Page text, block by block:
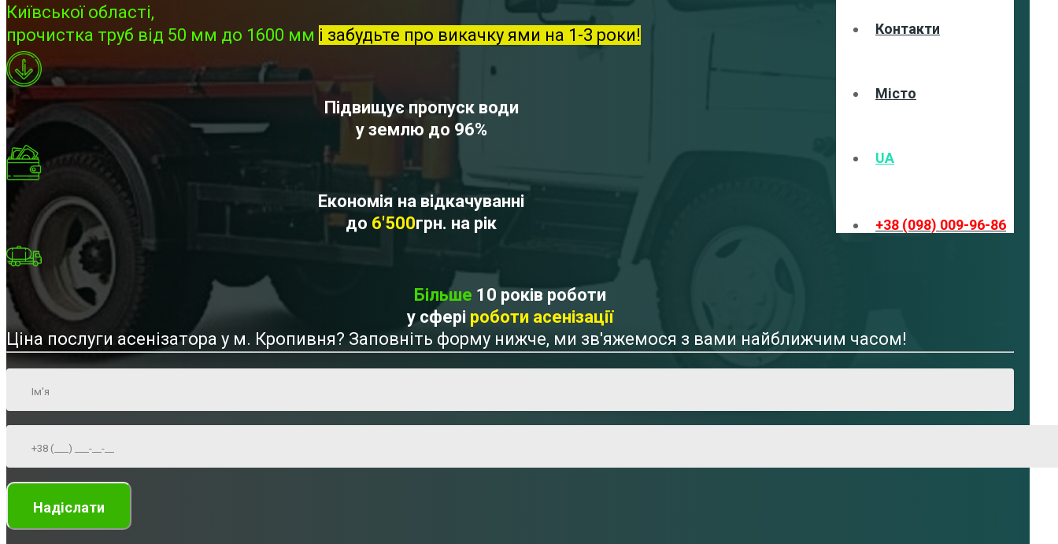
Контакти
Місто
UA
+38 (098) 009-96-86
Київської області,
прочистка труб від 50 мм до 1600 мм і забудьте про викачку ями на 1-3 роки!
Підвищує пропуск води
у землю до 96%
Економія на відкачуванні
до 6'500грн. на рік
Більше 10 років роботи
у сфері роботи асенізації
Ціна послуги асенізатора у м. Кропивня? Заповніть форму нижче, ми зв'яжемося з вами найближчим часом!